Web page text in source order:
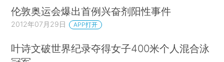
伦敦奥运会爆出首例兴奋剂阳性事件
2012年07月29日 APP打开
叶诗文破世界纪录夺得女子400米个人混合泳